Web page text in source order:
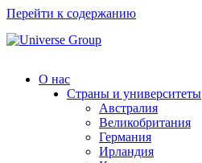
Перейти к содержанию
О нас
Страны и университеты
Австралия
Великобритания
Германия
Ирландия